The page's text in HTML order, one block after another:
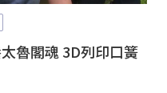
魯閣魂 3D列印口簧